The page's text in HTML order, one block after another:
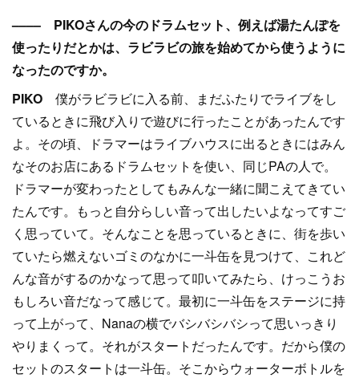
–––– PIKOさんの今のドラムセット、例えば湯たんぽを
使ったりだとかは、ラビラビの旅を始めてから使うように
なったのですか。
PIKO 僕がラビラビに入る前、まだふたりでライブをし
ているときに飛び入りで遊びに行ったことがあったんです
よ。その頃、ドラマーはライブハウスに出るときにはみん
なそのお店にあるドラムセットを使い、同じPAの人で。
ドラマーが変わったとしてもみんな一緒に聞こえてきてい
たんです。もっと自分らしい音って出したいよなってすご
く思っていて。そんなことを思っているときに、街を歩い
ていたら燃えないゴミのなかに一斗缶を見つけて、これど
んな音がするのかなって思って叩いてみたら、けっこうお
もしろい音だなって感じて。最初に一斗缶をステージに持
って上がって、Nanaの横でバシバシバシって思いっきり
やりまくって。それがスタートだったんです。だから僕の
セットのスタートは一斗缶。そこからウォーターボトルを